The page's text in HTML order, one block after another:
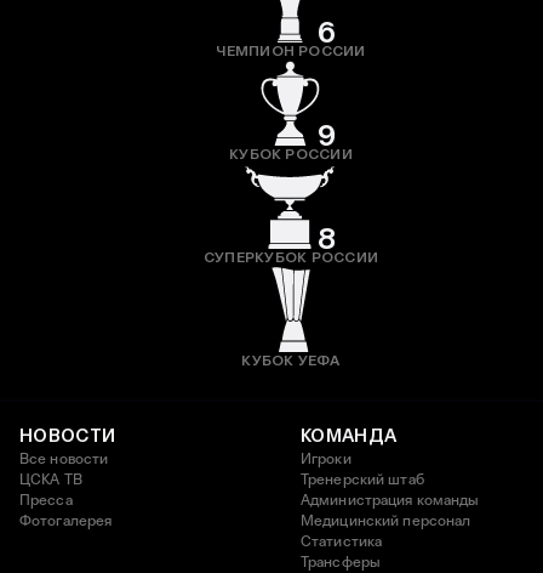
6
ЧЕМПИОН РОССИИ
9
КУБОК РОССИИ
8
СУПЕРКУБОК РОССИИ
КУБОК УЕФА
НОВОСТИ
Все новости
ЦСКА ТВ
Пресса
Фотогалерея
КОМАНДА
Игроки
Тренерский штаб
Администрация команды
Медицинский персонал
Статистика
Трансферы